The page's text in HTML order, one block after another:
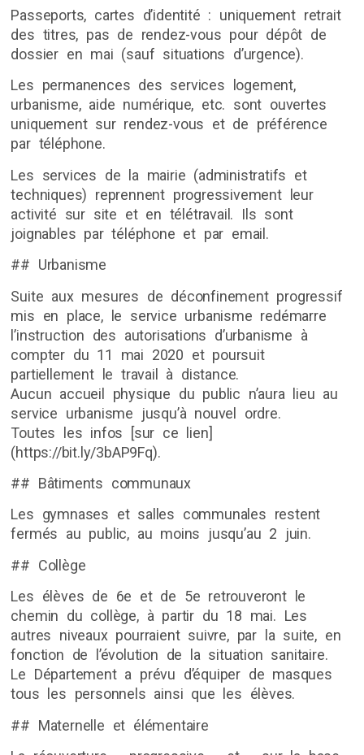
Passeports, cartes d’identité : uniquement retrait
des titres, pas de rendez-vous pour dépôt de
dossier en mai (sauf situations d’urgence).
Les permanences des services logement,
urbanisme, aide numérique, etc. sont ouvertes
uniquement sur rendez-vous et de préférence
par téléphone.
Les services de la mairie (administratifs et
techniques) reprennent progressivement leur
activité sur site et en télétravail. Ils sont
joignables par téléphone et par email.
## Urbanisme
Suite aux mesures de déconfinement progressif
mis en place, le service urbanisme redémarre
l’instruction des autorisations d’urbanisme à
compter du 11 mai 2020 et poursuit
partiellement le travail à distance.
Aucun accueil physique du public n’aura lieu au
service urbanisme jusqu’à nouvel ordre.
Toutes les infos [sur ce lien]
(https://bit.ly/3bAP9Fq).
## Bâtiments communaux
Les gymnases et salles communales restent
fermés au public, au moins jusqu’au 2 juin.
## Collège
Les élèves de 6e et de 5e retrouveront le
chemin du collège, à partir du 18 mai. Les
autres niveaux pourraient suivre, par la suite, en
fonction de l’évolution de la situation sanitaire.
Le Département a prévu d’équiper de masques
tous les personnels ainsi que les élèves.
## Maternelle et élémentaire